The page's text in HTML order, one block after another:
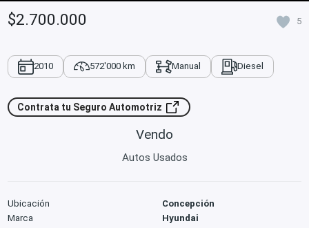
$2.700.000 5
2010 572'000 km Manual Diesel
Contrata tu Seguro Automotriz
Vendo
Autos Usados
Ubicación
Concepción
Marca
Hyundai